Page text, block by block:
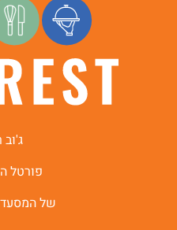
פורטל
של